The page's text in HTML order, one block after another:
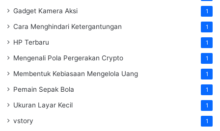
Gadget Kamera Aksi 1
Cara Menghindari Ketergantungan 1
HP Terbaru 1
Mengenali Pola Pergerakan Crypto 1
Membentuk Kebiasaan Mengelola Uang 1
Pemain Sepak Bola 1
Ukuran Layar Kecil 1
vstory 1